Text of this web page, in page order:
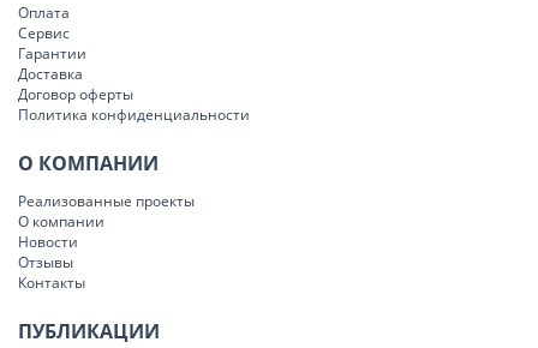
Оплата
Сервис
Гарантии
Доставка
Договор оферты
Политика конфиденциальности
О КОМПАНИИ
Реализованные проекты
О компании
Новости
Отзывы
Контакты
ПУБЛИКАЦИИ